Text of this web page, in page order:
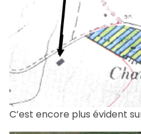
C’est encore plus évident